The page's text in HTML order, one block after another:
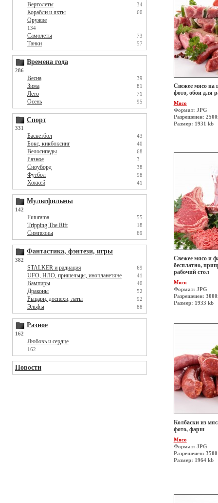
Вертолеты 34
Корабли и яхты 60
Оружие
134
Самолеты 73
Танки 57
Времена года
286
Весна 39
Зима 81
Лето 71
Осень 95
Спорт
331
Баскетбол 43
Бокс, кикбоксинг 40
Велосипеды 68
Разное 3
Сноуборд 38
Футбол 98
Хоккей 41
Мультфильмы
142
Futurama 55
Tripping The Rift 18
Симпсоны 69
Фантастика, фэнтези, игры
382
STALKER и радиация 69
UFO, НЛО, пришельцы, инопланетяне 41
Вампиры 40
Драконы 52
Рыцари, доспехи, латы 92
Эльфы 88
Разное
162
Любовь и сердце
162
Новости
Свежее мясо
фото, обои для
Мясо
Формат: JPG
Разрешеиен:
Размер: 1931 kb
Свежее мясо и
бесплатно,
рабочий стол
Мясо
Формат: JPG
Разрешеиен:
Размер: 1933 kb
Колбаски из
фото, фарш
Мясо
Формат: JPG
Разрешеиен:
Размер: 1964 kb